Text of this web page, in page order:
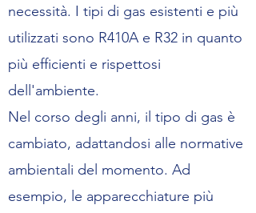
necessità. I tipi di gas esistenti e più
utilizzati sono R410A e R32 in quanto
più efficienti e rispettosi
dell'ambiente.
Nel corso degli anni, il tipo di gas è
cambiato, adattandosi alle normative
ambientali del momento. Ad
esempio, le apparecchiature più